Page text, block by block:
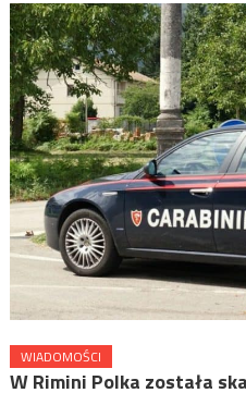
WIADOMOŚCI
W Rimini Polka została